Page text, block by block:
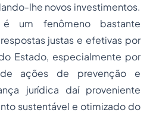
lhe novos investimentos.
um fenômeno bastante
justas e efetivas por
Estado, especialmente por
ações de prevenção e
jurídica daí proveniente
sustentável e otimizado do